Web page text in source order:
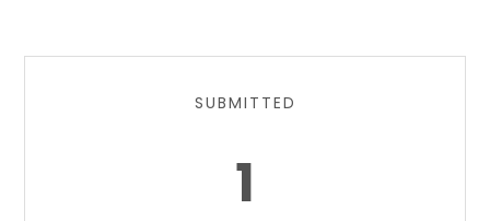
SUBMITTED
1